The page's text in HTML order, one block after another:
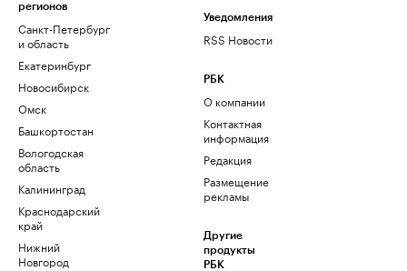
регионов
Санкт-Петербург
и область
Екатеринбург
Новосибирск
Омск
Башкортостан
Вологодская
область
Калининград
Краснодарский
край
Нижний
Новгород
Уведомления
RSS Новости
РБК
О компании
Контактная
информация
Редакция
Размещение
рекламы
Другие
продукты
РБК